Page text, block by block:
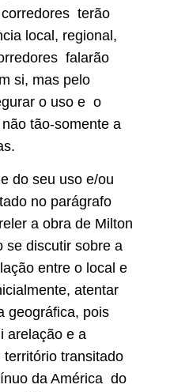
terão
local, regional,
falarão
si, mas pelo
o uso e o
tão-somente a
do seu uso e/ou
no parágrafo
a obra de Milton
se discutir sobre a
entre o local e
atentar
geográfica, pois
arelação e a
transitado
da América do